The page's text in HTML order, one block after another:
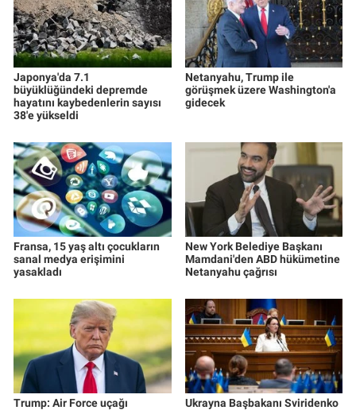
Japonya'da 7.1
büyüklüğündeki depremde
hayatını kaybedenlerin sayısı
38'e yükseldi
Netanyahu, Trump ile
görüşmek üzere Washington'a
gidecek
Fransa, 15 yaş altı çocukların
sanal medya erişimini
yasakladı
New York Belediye Başkanı
Mamdani'den ABD hükümetine
Netanyahu çağrısı
Trump: Air Force uçağı
Ukrayna Başbakanı Sviridenko